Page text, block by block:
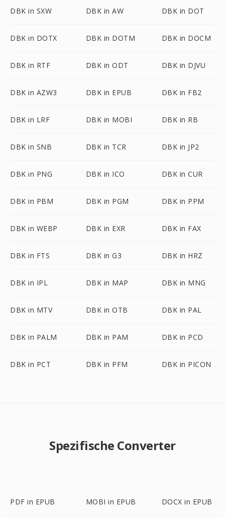
DBK in SXW DBK in AW DBK in DOT
DBK in DOTX DBK in DOTM DBK in DOCM
DBK in RTF DBK in ODT DBK in DJVU
DBK in AZW3 DBK in EPUB DBK in FB2
DBK in LRF DBK in MOBI DBK in RB
DBK in SNB DBK in TCR DBK in JP2
DBK in PNG DBK in ICO DBK in CUR
DBK in PBM DBK in PGM DBK in PPM
DBK in WEBP DBK in EXR DBK in FAX
DBK in FTS DBK in G3 DBK in HRZ
DBK in IPL DBK in MAP DBK in MNG
DBK in MTV DBK in OTB DBK in PAL
DBK in PALM DBK in PAM DBK in PCD
DBK in PCT DBK in PFM DBK in PICON
Spezifische Converter
PDF in EPUB MOBI in EPUB DOCX in EPUB